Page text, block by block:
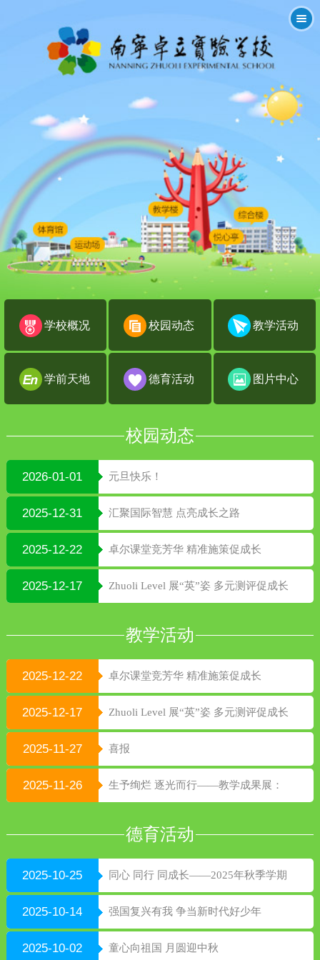
学校概况 校园动态 教学活动
学前天地 德育活动 图片中心
校园动态
2026-01-01 元旦快乐！
2025-12-31 汇聚国际智慧 点亮成长之路
2025-12-22 卓尔课堂竞芳华 精准施策促成长
2025-12-17 Zhuoli Level 展“英”姿 多元测评促成长
教学活动
2025-12-22 卓尔课堂竞芳华 精准施策促成长
2025-12-17 Zhuoli Level 展“英”姿 多元测评促成长
2025-11-27 喜报
2025-11-26 生予绚烂 逐光而行——教学成果展：
德育活动
2025-10-25 同心 同行 同成长——2025年秋季学期
校级家委会
2025-10-14 强国复兴有我 争当新时代好少年
2025-10-02 童心向祖国 月圆迎中秋